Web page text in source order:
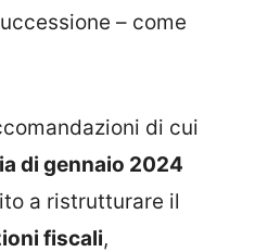
– come
di cui
di gennaio 2024
a ristrutturare il
fiscali,